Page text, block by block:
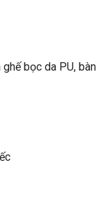
bọc da PU, bàn